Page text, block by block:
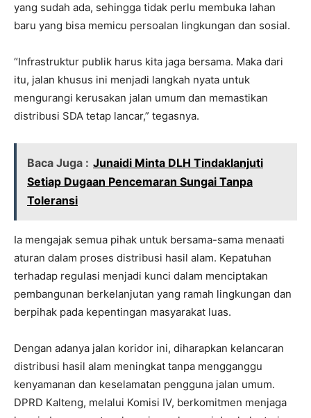
yang sudah ada, sehingga tidak perlu membuka lahan
baru yang bisa memicu persoalan lingkungan dan sosial.
“Infrastruktur publik harus kita jaga bersama. Maka dari
itu, jalan khusus ini menjadi langkah nyata untuk
mengurangi kerusakan jalan umum dan memastikan
distribusi SDA tetap lancar,” tegasnya.
Baca Juga : Junaidi Minta DLH Tindaklanjuti
Setiap Dugaan Pencemaran Sungai Tanpa
Toleransi
Ia mengajak semua pihak untuk bersama-sama menaati
aturan dalam proses distribusi hasil alam. Kepatuhan
terhadap regulasi menjadi kunci dalam menciptakan
pembangunan berkelanjutan yang ramah lingkungan dan
berpihak pada kepentingan masyarakat luas.
Dengan adanya jalan koridor ini, diharapkan kelancaran
distribusi hasil alam meningkat tanpa mengganggu
kenyamanan dan keselamatan pengguna jalan umum.
DPRD Kalteng, melalui Komisi IV, berkomitmen menjaga